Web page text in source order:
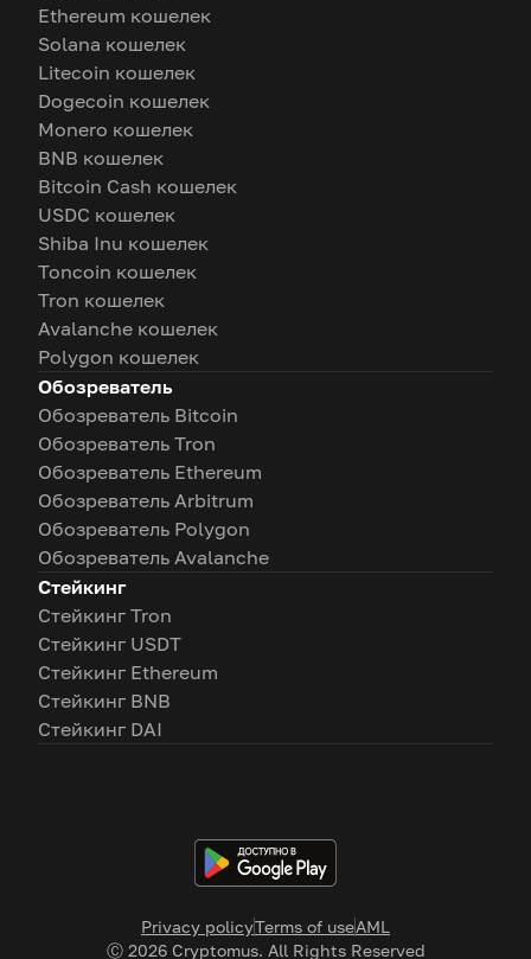
Privacy policyTerms of useAML
Ⓒ 2026Cryptomus. All Rights Reserved
Ethereum кошелек
Solana кошелек
Litecoin кошелек
Dogecoin кошелек
Monero кошелек
BNB кошелек
Bitcoin Cash кошелек
USDC кошелек
Shiba Inu кошелек
Toncoin кошелек
Tron кошелек
Avalanche кошелек
Polygon кошелек
Обозреватель
Обозреватель Bitcoin
Обозреватель Tron
Обозреватель Ethereum
Обозреватель Arbitrum
Обозреватель Polygon
Обозреватель Avalanche
Стейкинг
Стейкинг Tron
Стейкинг USDT
Стейкинг Ethereum
Стейкинг BNB
Стейкинг DAI